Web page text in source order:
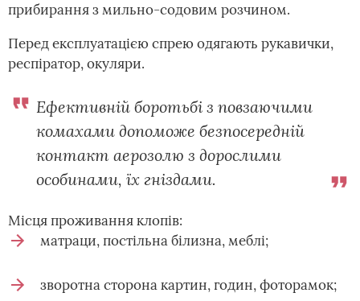
прибирання з мильно-содовим розчином.
Перед експлуатацією спрею одягають рукавички,
респіратор, окуляри.
Ефективній боротьбі з повзаючими
комахами допоможе безпосередній
контакт аерозолю з дорослими
особинами, їх гніздами.
Місця проживання клопів:
матраци, постільна білизна, меблі;
зворотна сторона картин, годин, фоторамок;